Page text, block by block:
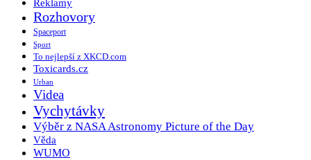
Reklamy
Rozhovory
Spaceport
Sport
To nejlepší z XKCD.com
Toxicards.cz
Urban
Videa
Vychytávky
Výběr z NASA Astronomy Picture of the Day
Věda
WUMO